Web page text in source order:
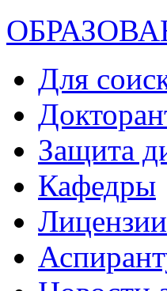
Для
Защита
Кафедры
Лицензии